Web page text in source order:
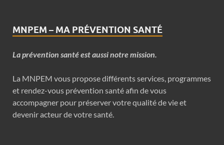
MNPEM – MA PRÉVENTION SANTÉ
La prévention santé est aussi notre mission.
La MNPEM vous propose différents services, programmes
et rendez-vous prévention santé afin de vous
accompagner pour préserver votre qualité de vie et
devenir acteur de votre santé.